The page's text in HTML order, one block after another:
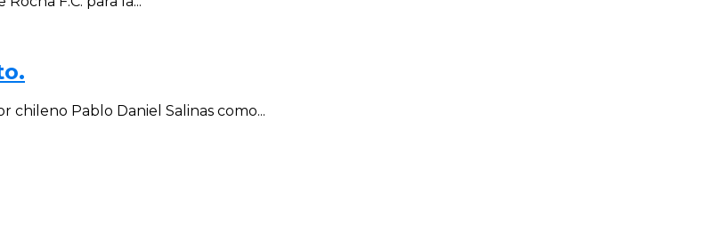
Pablo Daniel Salinas como...